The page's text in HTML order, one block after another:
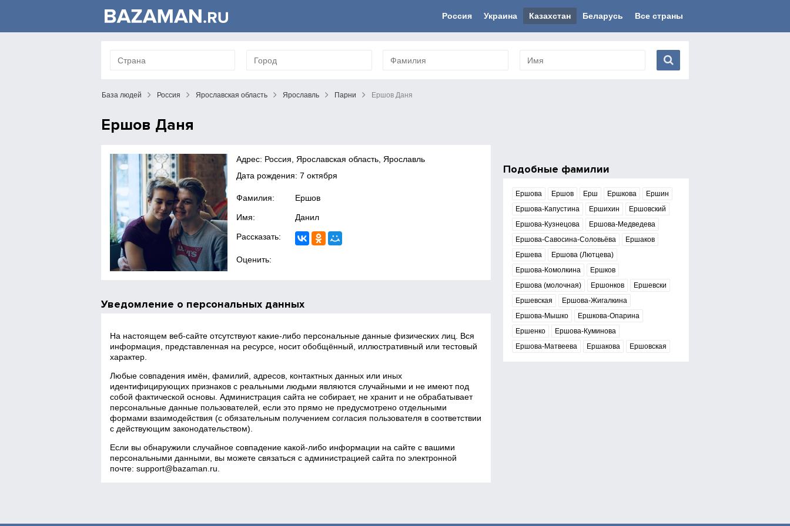
Россия Украина Казахстан Беларусь Все страны
База людей Россия Ярославская область Ярославль Парни Ершов Даня
Ершов Даня
Адрес: Россия, Ярославская область, Ярославль
Дата рождения: 7 октября
Фамилия: Ершов
Имя: Данил
Рассказать:
Оценить:
Уведомление о персональных данных
На настоящем веб‑сайте отсутствуют какие‑либо персональные данные физических лиц. Вся
информация, представленная на ресурсе, носит обобщённый, иллюстративный или тестовый
характер.
Любые совпадения имён, фамилий, адресов, контактных данных или иных
идентифицирующих признаков с реальными людьми являются случайными и не имеют под
собой фактической основы. Администрация сайта не собирает, не хранит и не обрабатывает
персональные данные пользователей, если это прямо не предусмотрено отдельными
формами взаимодействия (с обязательным получением согласия пользователя в соответствии
с действующим законодательством).
Если вы обнаружили случайное совпадение какой‑либо информации на сайте с вашими
персональными данными, вы можете связаться с администрацией сайта по электронной
почте:support@bazaman.ru
Подобные фамилии
Ершова Ершов Ерш Ершкова
Ершин
Ершова-Капустина
Ершихин
Ершовский
Ершова-Кузнецова
Ершова-Медведева
Ершова-Савосина-Соловьёва
Ершаков
Ершева
Ершова (Лютцева)
Ершова-Комолкина
Ершков
Ершова (молочная)
Ершонков
Ершевски
Ершевская
Ершова-Жигалкина
Ершова-Мышко
Ершкова-Опарина
Ершенко
Ершова-Куминова
Ершова-Матвеева
Ершакова Ершовская